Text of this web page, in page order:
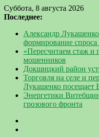
Суббота, 8 августа 2026
Последнее:
Александр Лукашенко
формирование спроса
«Пересчитаем стаж и
мошенников
Докшицкий район
Торговля на селе и
Лукашенко посещает
Энергетики
грозового фронта